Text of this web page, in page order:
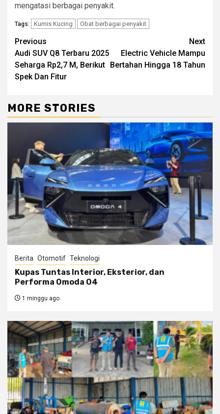
mengatasi berbagai penyakit.
Tags: Kumis Kucing Obat berbagai penyakit
Continue
Reading
Previous
Audi SUV Q8 Terbaru 2025
Seharga Rp2,7 M, Berikut
Spek Dan Fitur
Next
Electric Vehicle Mampu
Bertahan Hingga 18 Tahun
MORE STORIES
Berita Otomotif Teknologi
Kupas Tuntas Interior, Eksterior, dan
Performa Omoda O4
1 minggu ago